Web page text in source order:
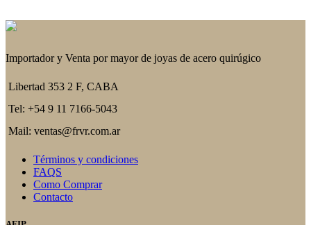
Importador y Venta por mayor de joyas de acero quirúgico
Libertad 353 2 F, CABA
Tel: +54 9 11 7166-5043
Mail: ventas@frvr.com.ar
Términos y condiciones
FAQS
Como Comprar
Contacto